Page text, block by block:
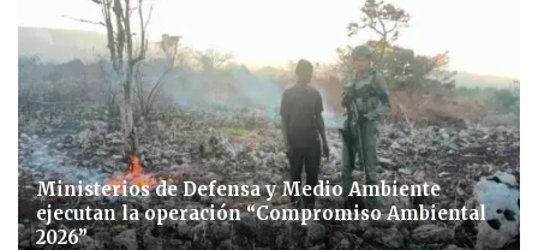
Ministerios de Defensa y Medio Ambiente
ejecutan la operación “Compromiso Ambiental
2026”